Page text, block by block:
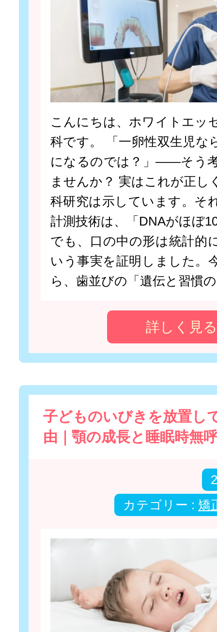
こんにちは、ホワイトエッ
科です。 「一卵性双生児な
になるのでは？」——そう
ませんか？ 実はこれが正し
科研究は示しています。そ
計測技術は、「DNAがほぼ
でも、口の中の形は統計的
いう事実を証明しました。
ら、歯並びの「遺伝と習慣
詳しく見る
子どものいびきを放置し
由｜顎の成長と睡眠時無
カテゴリー : 矯